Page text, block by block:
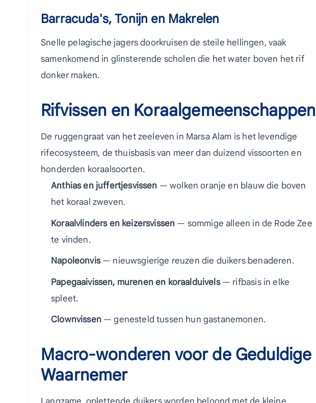
Barracuda's, Tonijn en Makrelen
Snelle pelagische jagers doorkruisen de steile hellingen, vaak
samenkomend in glinsterende scholen die het water boven het rif
donker maken.
Rifvissen en Koraalgemeenschappen
De ruggengraat van het zeeleven in Marsa Alam is het levendige
rifecosysteem, de thuisbasis van meer dan duizend vissoorten en
honderden koraalsoorten.
Anthias en juffertjesvissen — wolken oranje en blauw die boven
het koraal zweven.
Koraalvlinders en keizersvissen — sommige alleen in de Rode Zee
te vinden.
Napoleonvis— nieuwsgierige reuzen die duikers benaderen.
Papegaaivissen, murenen en koraalduivels— rifbasis in elke
spleet.
Clownvissen— genesteld tussen hun gastanemonen.
Macro-wonderen voor de Geduldige
Waarnemer